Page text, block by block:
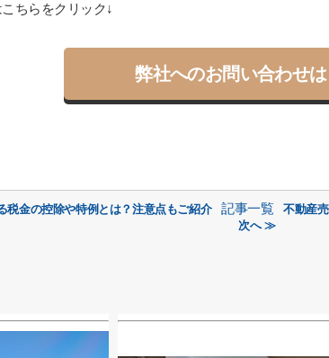
ちらをクリック↓
弊社へのお問い合わせ
金の控除や特例とは？注意点もご紹介 記事一覧
不動産
次へ ≫